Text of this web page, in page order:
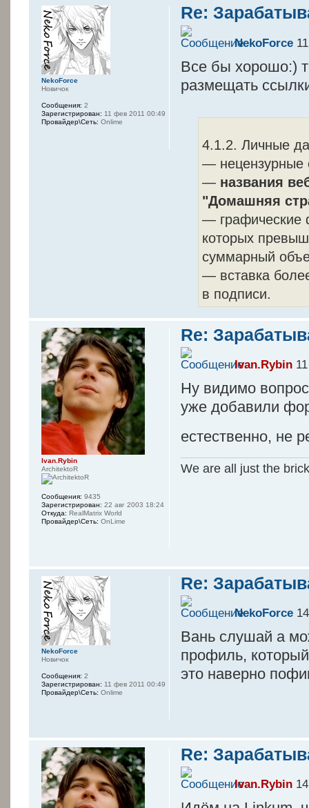
Re:
NekoForce
Все бы хорошо:)
размещать
4.1.2. Личные
— нецензурные
— названия
"Домашняя
— графические
которых
суммарный
— вставка
в подписи.
NekoForce
Новичок
Сообщения: 2
Зарегистрирован: 11 фев 2011 00:49
Провайдер\Сеть: Onlime
Re:
Ivan.Rybin
Ну видимо
уже добавили
естественно, не
We are all just the
Ivan.Rybin
ArchitektoR
Сообщения: 9435
Зарегистрирован: 22 авг 2003 18:24
Откуда: RealMatrix World
Провайдер\Сеть: OnLime
Re:
NekoForce
Вань слушай а
профиль,
это наверно
NekoForce
Новичок
Сообщения: 2
Зарегистрирован: 11 фев 2011 00:49
Провайдер\Сеть: Onlime
Re:
Ivan.Rybin